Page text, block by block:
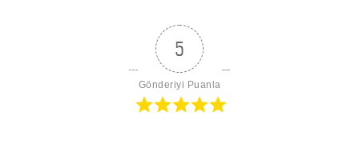
5
Gönderiyi Puanla